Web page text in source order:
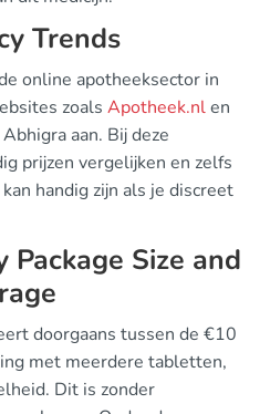
Trends
online apotheeksector in
zoals Apotheek.nlen
aan. Bij deze
prijzen vergelijken en zelfs
handig zijn als je discreet
Package Size and
doorgaans tussen de €10
met meerdere tabletten,
Dit is zonder